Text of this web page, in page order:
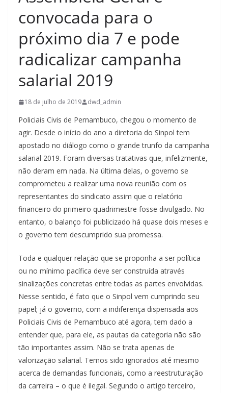
convocada para o
próximo dia 7 e pode
radicalizar campanha
salarial 2019
18 de julho de 2019 dwd_admin
Policiais Civis de Pernambuco, chegou o momento de
agir. Desde o início do ano a diretoria do Sinpol tem
apostado no diálogo como o grande trunfo da campanha
salarial 2019. Foram diversas tratativas que, infelizmente,
não deram em nada. Na última delas, o governo se
comprometeu a realizar uma nova reunião com os
representantes do sindicato assim que o relatório
financeiro do primeiro quadrimestre fosse divulgado. No
entanto, o balanço foi publicizado há quase dois meses e
o governo tem descumprido sua promessa.
Toda e qualquer relação que se proponha a ser política
ou no mínimo pacífica deve ser construída através
sinalizações concretas entre todas as partes envolvidas.
Nesse sentido, é fato que o Sinpol vem cumprindo seu
papel; já o governo, com a indiferença dispensada aos
Policiais Civis de Pernambuco até agora, tem dado a
entender que, para ele, as pautas da categoria não são
tão importantes assim. Não se trata apenas de
valorização salarial. Temos sido ignorados até mesmo
acerca de demandas funcionais, como a reestruturação
da carreira – o que é ilegal. Segundo o artigo terceiro,